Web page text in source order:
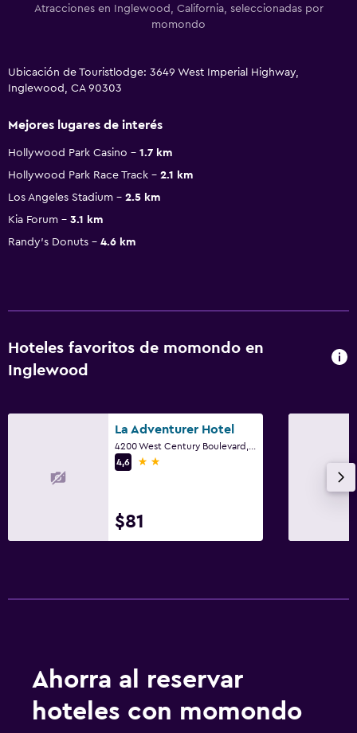
Atracciones en Inglewood, California, seleccionadas por
momondo
Ubicación de Touristlodge: 3649 West Imperial Highway,
Inglewood, CA 90303
Mejores lugares de interés
Hollywood Park Casino
1.7 km
Hollywood Park Race Track
2.1 km
Los Angeles Stadium
2.5 km
Kia Forum
3.1 km
Randy's Donuts
4.6 km
Hoteles favoritos de momondo en
Inglewood
La Adventurer Hotel
4,6
2 estrellas
$81
Ahorra al reservar
hoteles con momondo